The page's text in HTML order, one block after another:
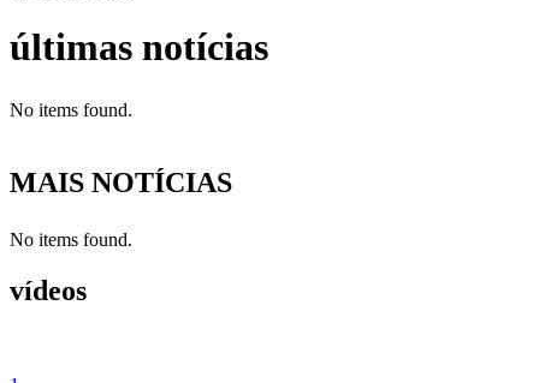
últimas notícias
No items found.
MAIS NOTÍCIAS
No items found.
vídeos